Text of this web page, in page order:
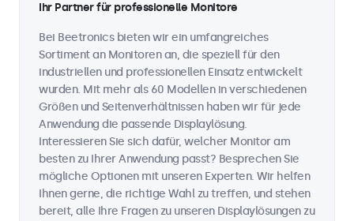
Ihr Partner für professionelle Monitore
Bei Beetronics bieten wir ein umfangreiches
Sortiment an Monitoren an, die speziell für den
industriellen und professionellen Einsatz entwickelt
wurden. Mit mehr als 60 Modellen in verschiedenen
Größen und Seitenverhältnissen haben wir für jede
Anwendung die passende Displaylösung.
Interessieren Sie sich dafür, welcher Monitor am
besten zu Ihrer Anwendung passt? Besprechen Sie
mögliche Optionen mit unseren Experten. Wir helfen
Ihnen gerne, die richtige Wahl zu treffen, und stehen
bereit, alle Ihre Fragen zu unseren Displaylösungen zu